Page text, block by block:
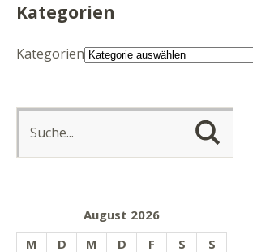
Kategorien
Kategorien
August 2026
M
D M D F S S